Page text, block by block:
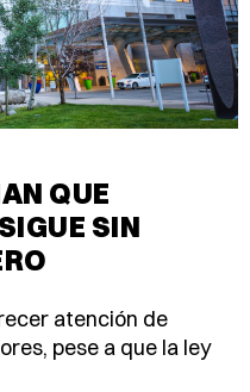
QUE
SIN
atención de
pese a que la ley